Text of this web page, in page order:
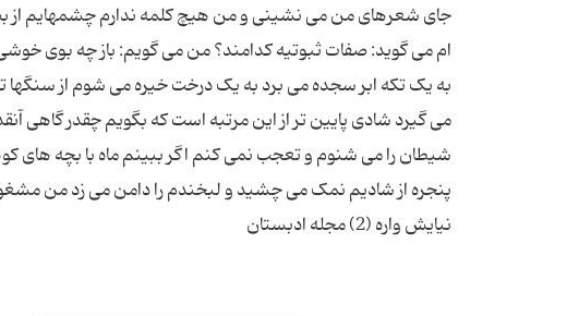
جای شعرهای من می نشینی و من هیچ کلمه ندارم چشمهایم
به یک تکه ابر سجده می برد به یک درخت خیره می شوم از سنگها
می گیرد شادی پایین تر از این مرتبه است که بگویم چقدر
پنجره از شادیم نمک می چشید و لبخندم را دامن می زد من
نیایش واره (2) مجله ادبستان